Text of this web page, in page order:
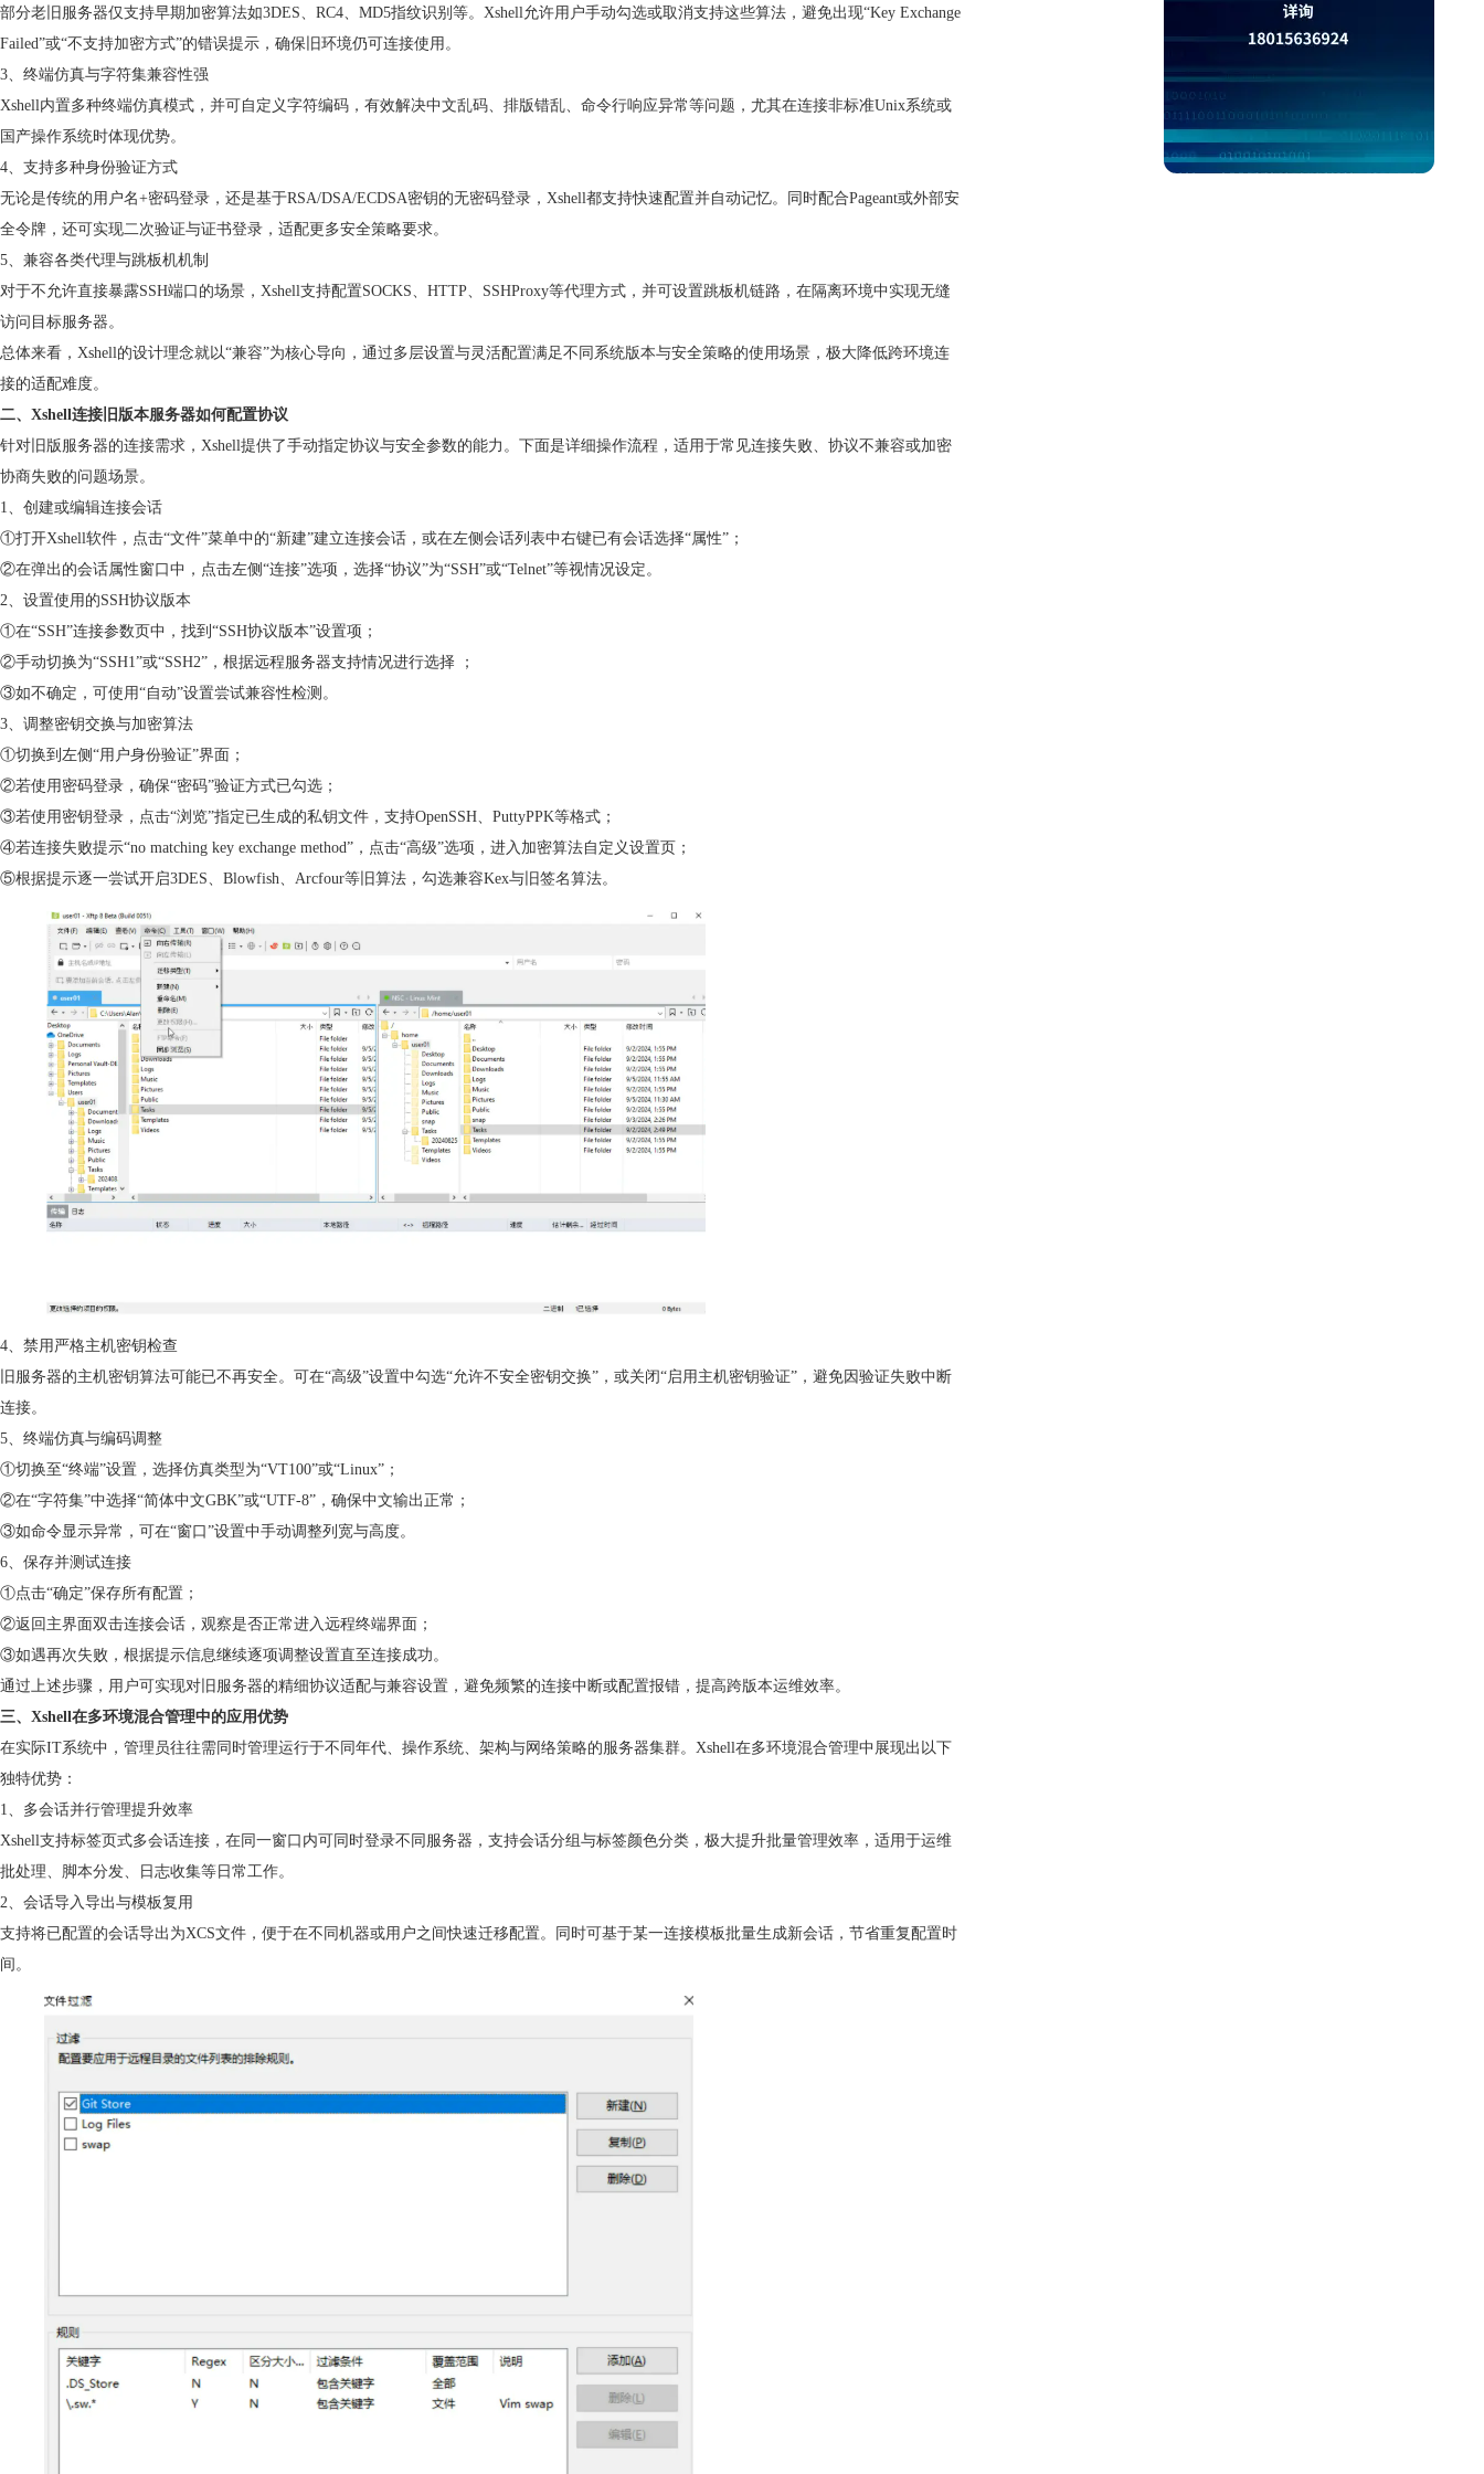
部分老旧服务器仅支持早期加密算法如3DES、RC4、MD5指纹识别等。Xshell允许用户手动勾选或取消支持这些算法，避免出现“Key Exchange
Failed”或“不支持加密方式”的错误提示，确保旧环境仍可连接使用。
3、终端仿真与字符集兼容性强
Xshell内置多种终端仿真模式，并可自定义字符编码，有效解决中文乱码、排版错乱、命令行响应异常等问题，尤其在连接非标准Unix系统或
国产操作系统时体现优势。
4、支持多种身份验证方式
无论是传统的用户名+密码登录，还是基于RSA/DSA/ECDSA密钥的无密码登录，Xshell都支持快速配置并自动记忆。同时配合Pageant或外部安
全令牌，还可实现二次验证与证书登录，适配更多安全策略要求。
5、兼容各类代理与跳板机机制
对于不允许直接暴露SSH端口的场景，Xshell支持配置SOCKS、HTTP、SSHProxy等代理方式，并可设置跳板机链路，在隔离环境中实现无缝
访问目标服务器。
总体来看，Xshell的设计理念就以“兼容”为核心导向，通过多层设置与灵活配置满足不同系统版本与安全策略的使用场景，极大降低跨环境连
接的适配难度。
二、Xshell连接旧版本服务器如何配置协议
针对旧版服务器的连接需求，Xshell提供了手动指定协议与安全参数的能力。下面是详细操作流程，适用于常见连接失败、协议不兼容或加密
协商失败的问题场景。
1、创建或编辑连接会话
①打开Xshell软件，点击“文件”菜单中的“新建”建立连接会话，或在左侧会话列表中右键已有会话选择“属性”；
②在弹出的会话属性窗口中，点击左侧“连接”选项，选择“协议”为“SSH”或“Telnet”等视情况设定。
2、设置使用的SSH协议版本
①在“SSH”连接参数页中，找到“SSH协议版本”设置项；
②手动切换为“SSH1”或“SSH2”，根据远程服务器支持情况进行选择 ；
③如不确定，可使用“自动”设置尝试兼容性检测。
3、调整密钥交换与加密算法
①切换到左侧“用户身份验证”界面；
②若使用密码登录，确保“密码”验证方式已勾选；
③若使用密钥登录，点击“浏览”指定已生成的私钥文件，支持OpenSSH、PuttyPPK等格式；
④若连接失败提示“no matching key exchange method”，点击“高级”选项，进入加密算法自定义设置页；
⑤根据提示逐一尝试开启3DES、Blowfish、Arcfour等旧算法，勾选兼容Kex与旧签名算法。
4、禁用严格主机密钥检查
旧服务器的主机密钥算法可能已不再安全。可在“高级”设置中勾选“允许不安全密钥交换”，或关闭“启用主机密钥验证”，避免因验证失败中断
连接。
5、终端仿真与编码调整
①切换至“终端”设置，选择仿真类型为“VT100”或“Linux”；
②在“字符集”中选择“简体中文GBK”或“UTF-8”，确保中文输出正常；
③如命令显示异常，可在“窗口”设置中手动调整列宽与高度。
6、保存并测试连接
①点击“确定”保存所有配置；
②返回主界面双击连接会话，观察是否正常进入远程终端界面；
③如遇再次失败，根据提示信息继续逐项调整设置直至连接成功。
通过上述步骤，用户可实现对旧服务器的精细协议适配与兼容设置，避免频繁的连接中断或配置报错，提高跨版本运维效率。
三、Xshell在多环境混合管理中的应用优势
在实际IT系统中，管理员往往需同时管理运行于不同年代、操作系统、架构与网络策略的服务器集群。Xshell在多环境混合管理中展现出以下
独特优势：
1、多会话并行管理提升效率
Xshell支持标签页式多会话连接，在同一窗口内可同时登录不同服务器，支持会话分组与标签颜色分类，极大提升批量管理效率，适用于运维
批处理、脚本分发、日志收集等日常工作。
2、会话导入导出与模板复用
支持将已配置的会话导出为XCS文件，便于在不同机器或用户之间快速迁移配置。同时可基于某一连接模板批量生成新会话，节省重复配置时
间。